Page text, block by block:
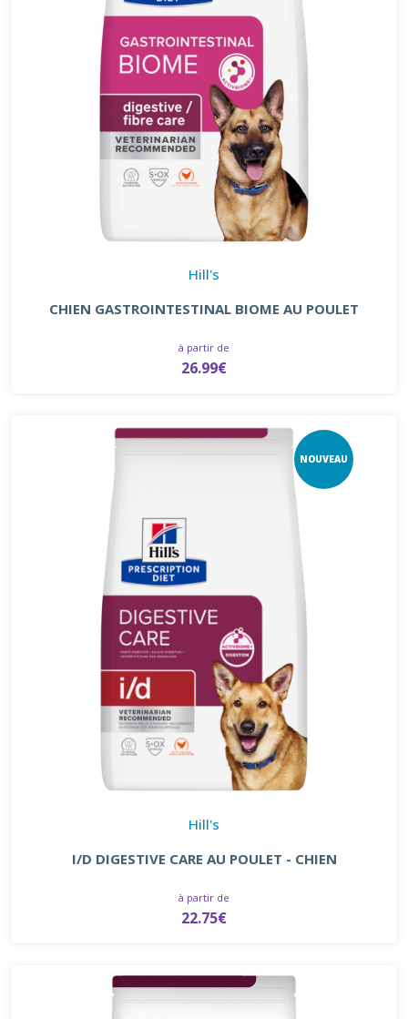
Hill's
CHIEN GASTROINTESTINAL BIOME AU POULET
à partir de
26.99€
NOUVEAU
Hill's
I/D DIGESTIVE CARE AU POULET - CHIEN
à partir de
22.75€